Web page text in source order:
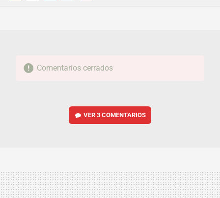
FACEBOOKTWITTERFLIPBOARD
E-
WHATSAPP
Comentarios cerrados
VER3 COMENTARIOS